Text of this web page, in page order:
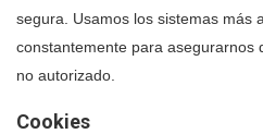
segura. Usamos los sistemas más
constantemente para asegurarnos
no autorizado.
Cookies